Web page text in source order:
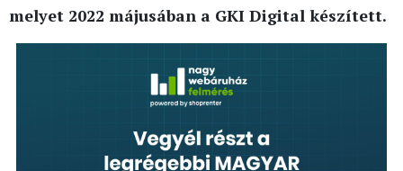
melyet 2022 májusában a GKI Digital készített.